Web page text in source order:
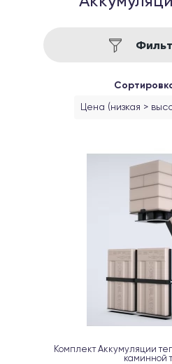
Цена (низкая >
Комплект Аккумуляции
каминной